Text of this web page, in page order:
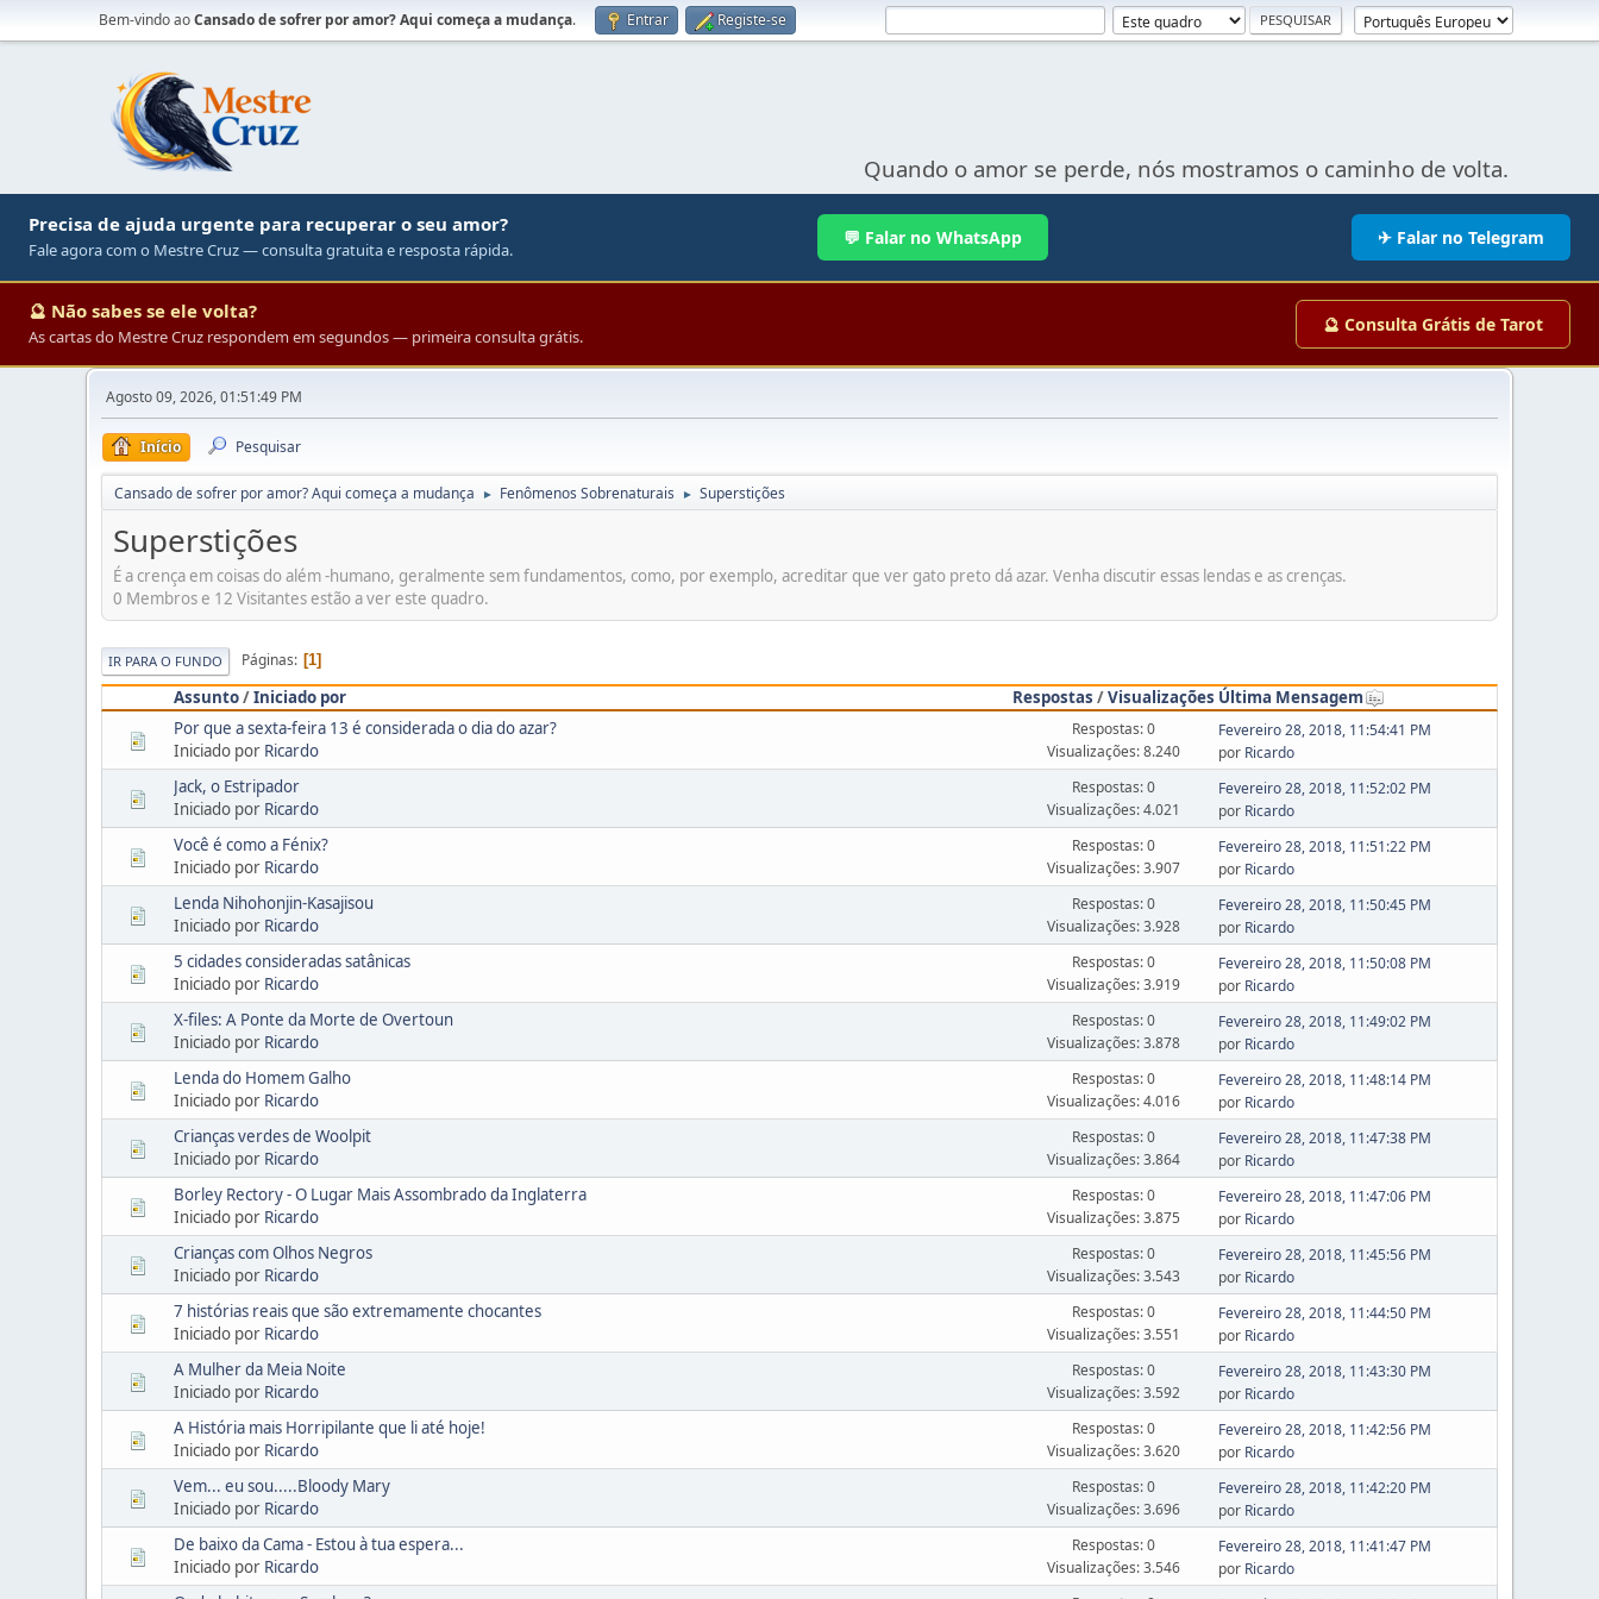
Bem-vindo aoCansado de sofrer por amor? Aqui começa a mudança. Entrar Registe-se
Quando o amor se perde, nós mostramos o caminho de volta.
Precisa de ajuda urgente para recuperar o seu amor?
Fale agora com o Mestre Cruz — consulta gratuita e resposta rápida.
💬 Falar no WhatsApp ✈ Falar no Telegram
🔮 Não sabes se ele volta?
As cartas do Mestre Cruz respondem em segundos — primeira consulta grátis.
🔮 Consulta Grátis de Tarot
Agosto 09, 2026, 01:51:49 PM
Início Pesquisar
Cansado de sofrer por amor? Aqui começa a mudança ► Fenômenos Sobrenaturais ► Superstições
Superstições
É a crença em coisas do além -humano, geralmente sem fundamentos, como, por exemplo, acreditar que ver gato preto dá azar. Venha discutir essas lendas e as crenças.
0 Membros e 12 Visitantes estão a ver este quadro.
IR PARA O FUNDO Páginas 1
Assunto/Iniciado por Respostas /Visualizações Última Mensagem
Por que a sexta-feira 13 é considerada o dia do azar?
Iniciado por Ricardo
Respostas: 0
Visualizações: 8.240
Fevereiro 28, 2018, 11:54:41 PM
por Ricardo
Jack, o Estripador
Iniciado por Ricardo
Respostas: 0
Visualizações: 4.021
Fevereiro 28, 2018, 11:52:02 PM
por Ricardo
Você é como a Fénix?
Iniciado por Ricardo
Respostas: 0
Visualizações: 3.907
Fevereiro 28, 2018, 11:51:22 PM
por Ricardo
Lenda Nihohonjin-Kasajisou
Iniciado por Ricardo
Respostas: 0
Visualizações: 3.928
Fevereiro 28, 2018, 11:50:45 PM
por Ricardo
5 cidades consideradas satânicas
Iniciado por Ricardo
Respostas: 0
Visualizações: 3.919
Fevereiro 28, 2018, 11:50:08 PM
por Ricardo
X-files: A Ponte da Morte de Overtoun
Iniciado por Ricardo
Respostas: 0
Visualizações: 3.878
Fevereiro 28, 2018, 11:49:02 PM
por Ricardo
Lenda do Homem Galho
Iniciado por Ricardo
Respostas: 0
Visualizações: 4.016
Fevereiro 28, 2018, 11:48:14 PM
por Ricardo
Crianças verdes de Woolpit
Iniciado por Ricardo
Respostas: 0
Visualizações: 3.864
Fevereiro 28, 2018, 11:47:38 PM
por Ricardo
Borley Rectory - O Lugar Mais Assombrado da Inglaterra
Iniciado por Ricardo
Respostas: 0
Visualizações: 3.875
Fevereiro 28, 2018, 11:47:06 PM
por Ricardo
Crianças com Olhos Negros
Iniciado por Ricardo
Respostas: 0
Visualizações: 3.543
Fevereiro 28, 2018, 11:45:56 PM
por Ricardo
7 histórias reais que são extremamente chocantes
Iniciado por Ricardo
Respostas: 0
Visualizações: 3.551
Fevereiro 28, 2018, 11:44:50 PM
por Ricardo
A Mulher da Meia Noite
Iniciado por Ricardo
Respostas: 0
Visualizações: 3.592
Fevereiro 28, 2018, 11:43:30 PM
por Ricardo
A História mais Horripilante que li até hoje!
Iniciado por Ricardo
Respostas: 0
Visualizações: 3.620
Fevereiro 28, 2018, 11:42:56 PM
por Ricardo
Vem... eu sou.....Bloody Mary
Iniciado por Ricardo
Respostas: 0
Visualizações: 3.696
Fevereiro 28, 2018, 11:42:20 PM
por Ricardo
De baixo da Cama - Estou à tua espera...
Iniciado por Ricardo
Respostas: 0
Visualizações: 3.546
Fevereiro 28, 2018, 11:41:47 PM
por Ricardo